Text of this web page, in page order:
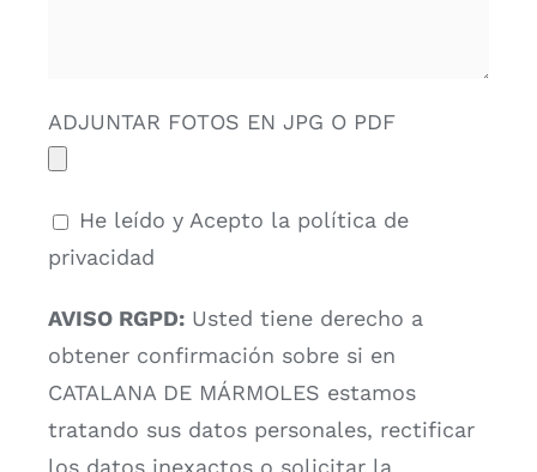
ADJUNTAR FOTOS EN JPG O PDF
He leído y Acepto la política de
privacidad
AVISO RGPD:Usted tiene derecho a
obtener confirmación sobre si en
CATALANA DE MÁRMOLES estamos
tratando sus datos personales, rectificar
los datos inexactos o solicitar la